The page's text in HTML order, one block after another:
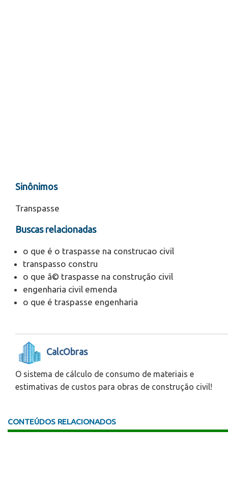
Sinônimos
Transpasse
Buscas relacionadas
o que é o traspasse na construcao civil
transpasso constru
o que ã© traspasse na construção civil
engenharia civil emenda
o que é traspasse engenharia
CalcObras
O sistema de cálculo de consumo de materiais e
estimativas de custos para obras de construção civil!
CONTEÚDOS RELACIONADOS